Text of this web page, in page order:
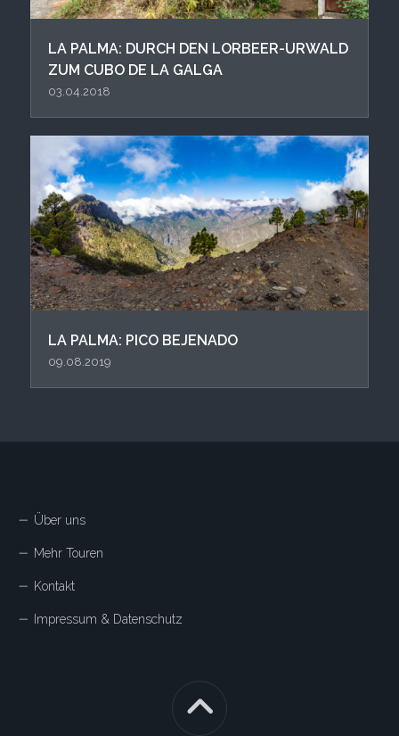
LA PALMA: DURCH DEN LORBEER-URWALD
ZUM CUBO DE LA GALGA
03.04.2018
LA PALMA: PICO BEJENADO
09.08.2019
Über uns
Mehr Touren
Kontakt
Impressum & Datenschutz